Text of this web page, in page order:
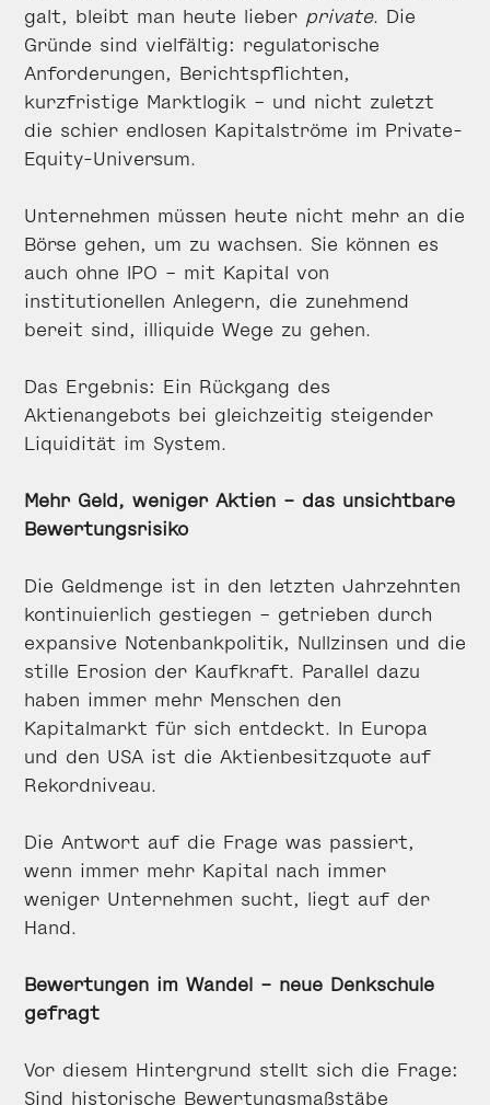
galt, bleibt man heute lieber private. Die
Gründe sind vielfältig: regulatorische
Anforderungen, Berichtspflichten,
kurzfristige Marktlogik – und nicht zuletzt
die schier endlosen Kapitalströme im Private-
Equity-Universum.
Unternehmen müssen heute nicht mehr an die
Börse gehen, um zu wachsen. Sie können es
auch ohne IPO – mit Kapital von
institutionellen Anlegern, die zunehmend
bereit sind, illiquide Wege zu gehen.
Das Ergebnis: Ein Rückgang des
Aktienangebots bei gleichzeitig steigender
Liquidität im System.
Mehr Geld, weniger Aktien – das unsichtbare
Bewertungsrisiko
Die Geldmenge ist in den letzten Jahrzehnten
kontinuierlich gestiegen – getrieben durch
expansive Notenbankpolitik, Nullzinsen und die
stille Erosion der Kaufkraft. Parallel dazu
haben immer mehr Menschen den
Kapitalmarkt für sich entdeckt. In Europa
und den USA ist die Aktienbesitzquote auf
Rekordniveau.
Die Antwort auf die Frage was passiert,
wenn immer mehr Kapital nach immer
weniger Unternehmen sucht, liegt auf der
Hand.
Bewertungen im Wandel – neue Denkschule
gefragt
Vor diesem Hintergrund stellt sich die Frage:
Sind historische Bewertungsmaßstäbe